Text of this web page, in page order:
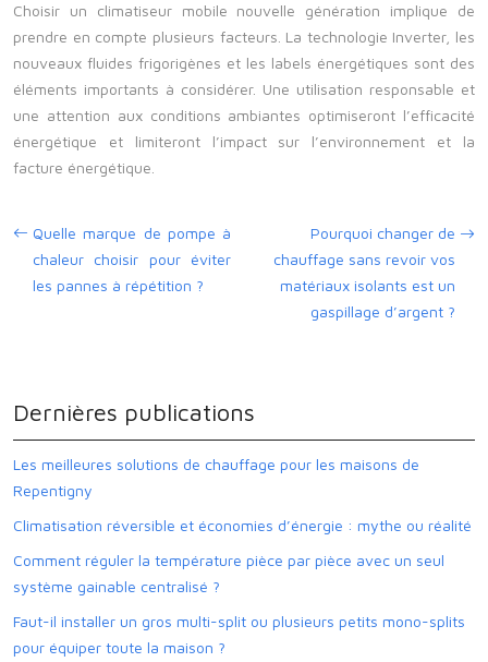
Choisir un climatiseur mobile nouvelle génération implique de
prendre en compte plusieurs facteurs. La technologie Inverter, les
nouveaux fluides frigorigènes et les labels énergétiques sont des
éléments importants à considérer. Une utilisation responsable et
une attention aux conditions ambiantes optimiseront l’efficacité
énergétique et limiteront l’impact sur l’environnement et la
facture énergétique.
Quelle marque de pompe à
chaleur choisir pour éviter
les pannes à répétition ?
Pourquoi changer de
chauffage sans revoir vos
matériaux isolants est un
gaspillage d’argent ?
Dernières publications
Les meilleures solutions de chauffage pour les maisons de
Repentigny
Climatisation réversible et économies d’énergie : mythe ou réalité
Comment réguler la température pièce par pièce avec un seul
système gainable centralisé ?
Faut-il installer un gros multi-split ou plusieurs petits mono-splits
pour équiper toute la maison ?